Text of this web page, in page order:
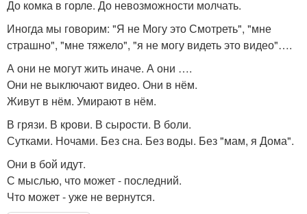
До комка в горле. До невозможности молчать.
Иногда мы говорим: "Я не Могу это Смотреть", "мне
страшно", "мне тяжело", "я не могу видеть это видео"….
А они не могут жить иначе. А они ….
Они не выключают видео. Они в нём.
Живут в нём. Умирают в нём.
В грязи. В крови. В сырости. В боли.
Сутками. Ночами. Без сна. Без воды. Без "мам, я Дома".
Они в бой идут.
С мыслью, что может - последний.
Что может - уже не вернутся.